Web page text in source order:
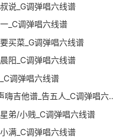
说_G调弹唱六线谱
_C调弹唱六线谱
买菜_G调弹唱六线谱
阳_C调弹唱六线谱
调弹唱六线谱
吉他谱_告五人_C调弹唱六线谱
弟/小贱_C调弹唱六线谱
满_C调弹唱六线谱